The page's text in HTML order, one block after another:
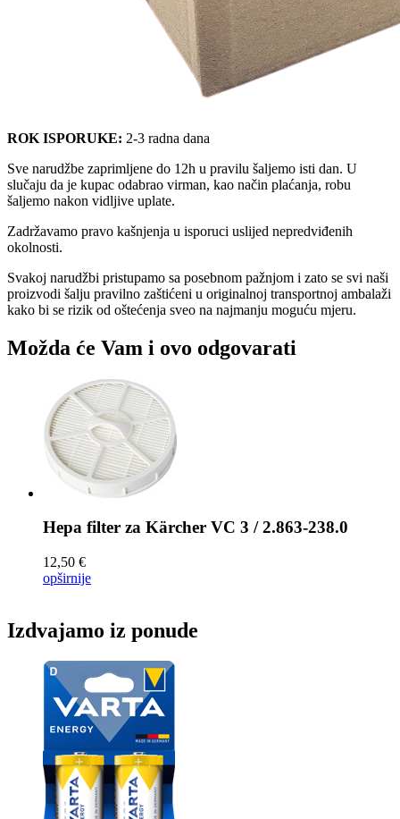
ROK ISPORUKE: 2-3 radna dana
Sve narudžbe zaprimljene do 12h u pravilu šaljemo isti dan. U
slučaju da je kupac odabrao virman, kao način plaćanja, robu
šaljemo nakon vidljive uplate.
Zadržavamo pravo kašnjenja u isporuci uslijed nepredviđenih
okolnosti.
Svakoj narudžbi pristupamo sa posebnom pažnjom i zato se svi naši
proizvodi šalju pravilno zaštićeni u originalnoj transportnoj ambalaži
kako bi se rizik od oštećenja sveo na najmanju moguću mjeru.
Možda će Vam i ovo odgovarati
Hepa filter za Kärcher VC 3 / 2.863-238.0
12,50 €
opširnije
Izdvajamo iz ponude